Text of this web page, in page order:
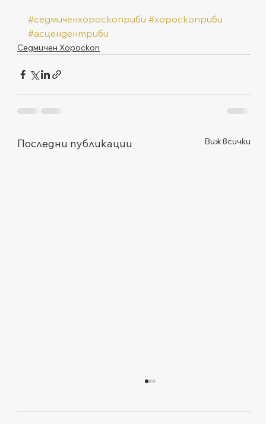
#седмиченхороскоприби #хороскоприби
#асцендентриби
Седмичен Хороскоп
Последни публикации Виж всички